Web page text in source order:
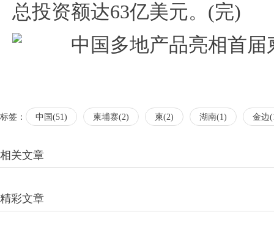
总投资额达63亿美元。(完)
标签： 中国(51) 柬埔寨(2) 柬(2) 湖南(1) 金边
相关文章
精彩文章